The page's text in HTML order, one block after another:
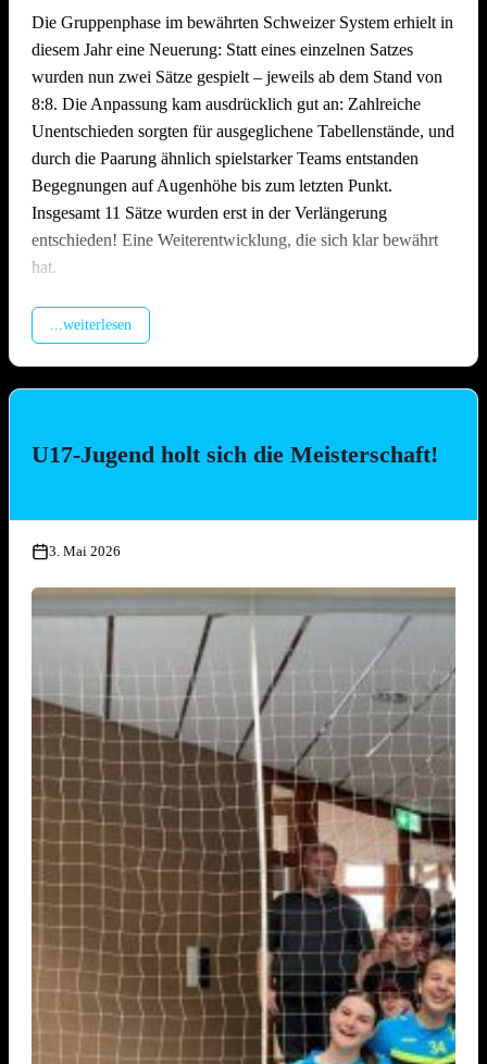
Die Gruppenphase im bewährten Schweizer System erhielt in
diesem Jahr eine Neuerung: Statt eines einzelnen Satzes
wurden nun zwei Sätze gespielt – jeweils ab dem Stand von
8:8. Die Anpassung kam ausdrücklich gut an: Zahlreiche
Unentschieden sorgten für ausgeglichene Tabellenstände, und
durch die Paarung ähnlich spielstarker Teams entstanden
Begegnungen auf Augenhöhe bis zum letzten Punkt.
Insgesamt 11 Sätze wurden erst in der Verlängerung
entschieden! Eine Weiterentwicklung, die sich klar bewährt
hat.
Packende Spiele quer durchs Feld
und geschmettert, die Zuschauer kamen bei den engen Partien
Nachwuchsteams „Nathi & die 3 Muskeltiere“ –
zusammengesetzt aus Jugendspielerinnen und -spielern aller
Mit starkem Teamgeist und beeindruckendem Volleyball
kämpften sie sich bis ins Finale und belegten am Ende einen
hervorragenden zweiten Platz. Eine echte Freude für den
gesamten Verein! Dabei konnten sie im Halbfinale das
vereinsinterne Duell gegen das Team „SpätMelder“, das die
Gruppenphase nach Tiebreak auf Rang 1 beendete, für sich
entscheiden.
Die Seegurken holen den Wanderpokal
Turniersieger wurde das Team „Die Seegurken“ vom TSV
Untergruppenbach – und das hochverdient: Die Seegurken
ließen im gesamten Turnierverlauf kaum Schwächen
erkennen und mussten in der gesamten Gruppenphase und
den K.o.-Runden nur einen einzigen Satz abgeben – gegen
das spätere Drittplatzierte Team „SpätMelder“. Ein starkes
Zeichen der Dominanz des Teams, das auch im Finale
(21:18) stets die Kontrolle behielt. Herzlichen Glückwunsch!
...weiterlesen
U17-Jugend holt sich die Meisterschaft!
3. Mai 2026